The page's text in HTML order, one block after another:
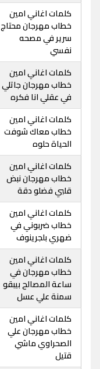
كلمات اغاني امين
خطاب مهرجان محتاج
سرير في مصحه
نفسي
كلمات اغاني امين
خطاب مهرجان جاتلي
في عقلي انا فكره
كلمات اغاني امين
خطاب معاك شوفت
الحياة حلوه
كلمات اغاني امين
خطاب مهرجان نبض
قلبي فضلو دقة
كلمات اغاني امين
خطاب ضربوني في
ضهري بلجرينوف
كلمات اغاني امين
خطاب مهرجان في
ساعة المصالح بيبقو
سمنة علي عسل
كلمات اغاني امين
خطاب مهرجان علي
الصحراوي ماشي
قتيل